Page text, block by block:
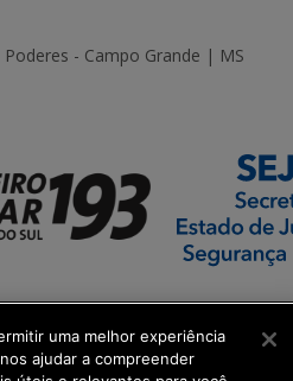
- Campo Grande | MS
uma melhor experiência
ajudar a compreender